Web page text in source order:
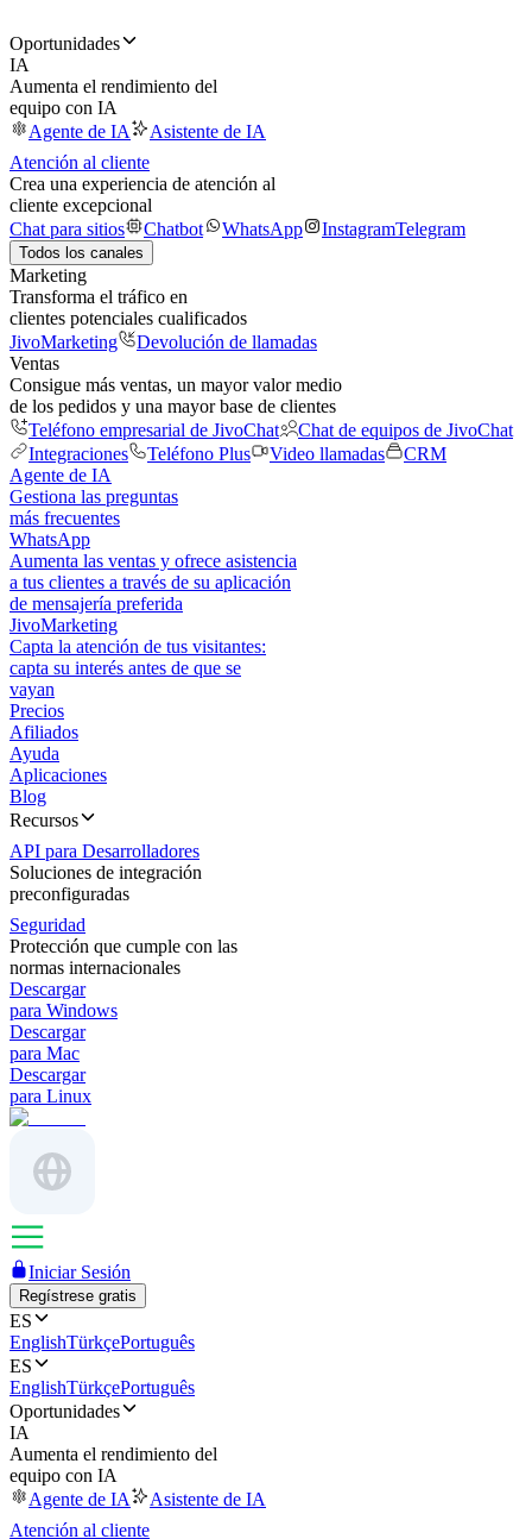
Oportunidades
IA
Aumenta el rendimiento del
equipo con IA
Agente de IA
Asistente de IA
Atención al cliente
Crea una experiencia de atención al
cliente excepcional
Chat para sitios
Chatbot WhatsApp InstagramTelegram
Todos los canales
Marketing
Transforma el tráfico en
clientes potenciales cualificados
JivoMarketing
Devolución de llamadas
Ventas
Consigue más ventas, un mayor valor medio
de los pedidos y una mayor base de clientes
Teléfono empresarial de JivoChat
Chat de equipos de JivoChat
Integraciones
Teléfono Plus Video llamadas
CRM
Agente de IA
Gestiona las preguntas
más frecuentes
WhatsApp
Aumenta las ventas y ofrece asistencia
a tus clientes a través de su aplicación
de mensajería preferida
JivoMarketing
Capta la atención de tus visitantes:
capta su interés antes de que se
vayan
Precios
Afiliados
Ayuda
Aplicaciones
Blog
Recursos
API para Desarrolladores
Soluciones de integración
preconfiguradas
Seguridad
Protección que cumple con las
normas internacionales
Descargar
para Windows
Descargar
para Mac
Descargar
para Linux
Iniciar Sesión
Regístrese gratis
ES
EnglishTürkçePortuguês
ES
EnglishTürkçePortuguês
Oportunidades
IA
Aumenta el rendimiento del
equipo con IA
Agente de IA
Asistente de IA
Atención al cliente